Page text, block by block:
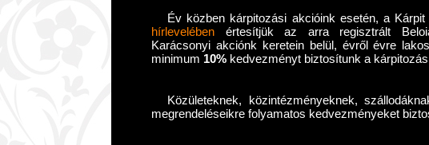
Év közben kárpitozási akcióink esetén, a
hírlevelében értesítjük az arra regisztrált
Karácsonyi akciónk keretein belül, évről évre
minimum 10% kedvezményt biztosítunk a
Közületeknek, közintézményeknek,
megrendeléseikre folyamatos kedvezményeket